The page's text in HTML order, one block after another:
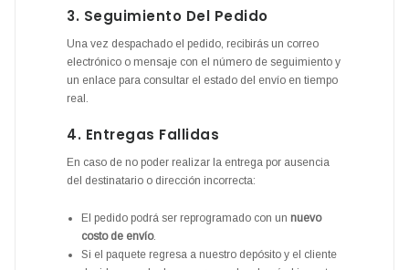
3. Seguimiento Del Pedido
Una vez despachado el pedido, recibirás un correo
electrónico o mensaje con el número de seguimiento y
un enlace para consultar el estado del envío en tiempo
real.
4. Entregas Fallidas
En caso de no poder realizar la entrega por ausencia
del destinatario o dirección incorrecta:
El pedido podrá ser reprogramado con un nuevo
costo de envío.
Si el paquete regresa a nuestro depósito y el cliente